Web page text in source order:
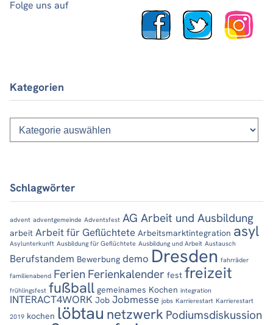
Folge uns auf
Kategorien
Kategorien
Schlagwörter
advent adventgemeinde Adventsfest AG Arbeit und Ausbildung
arbeit Arbeit für Geflüchtete Arbeitsmarktintegration asyl
Asylunterkunft Ausbildung für Geflüchtete Ausbildung und Arbeit Austausch
Berufstandem Bewerbung demo Dresden fahrräder
familienabend Ferien Ferienkalender fest freizeit
frühlingsfest fußball gemeinames Kochen integration
INTERACT4WORK Job Jobmesse jobs Karrierestart Karrierestart
2019 kochen löbtau netzwerk Podiumsdiskussion